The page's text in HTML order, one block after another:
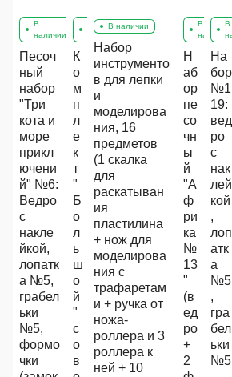
В
наличии
Песоч
ный
набор
"Три
кота и
море
прикл
ючени
й" №6:
Ведро
с
накле
йкой,
лопатк
а №5,
грабел
ьки
№5,
формо
чки
наличии
К
о
м
п
л
е
к
т
"
Б
о
л
ь
ш
о
й
"
с
о
в
В наличии
Набор
инструменто
в для лепки
и
моделирова
ния, 16
предметов
(1 скалка
для
раскатыван
ия
пластилина
+ нож для
моделирова
ния с
трафаретам
и + ручка от
ножа-
роллера и 3
роллера к
ней + 10
В
наличии
Н
аб
ор
пе
со
чн
ы
й
"А
ф
ри
ка
№
13
"
(в
ед
ро
+
2
В
На
бор
№1
19:
вед
ро
с
нак
лей
кой
,
лоп
атк
а
№5
,
гра
бел
ьки
№5